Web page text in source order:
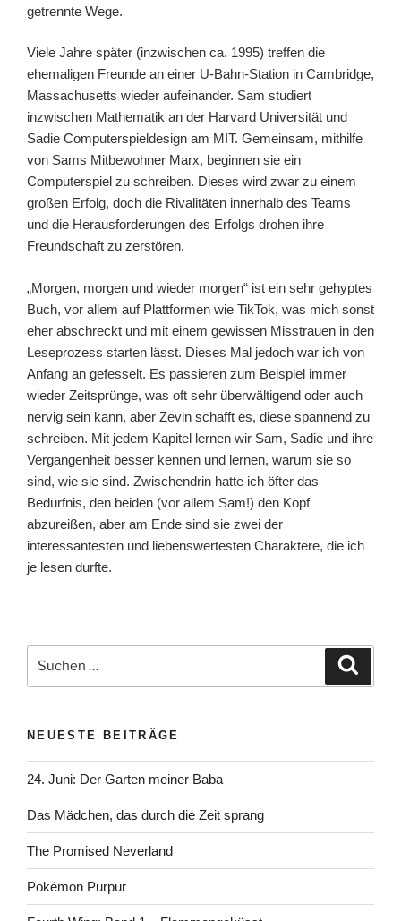
getrennte Wege.
Viele Jahre später (inzwischen ca. 1995) treffen die
ehemaligen Freunde an einer U-Bahn-Station in Cambridge,
Massachusetts wieder aufeinander. Sam studiert
inzwischen Mathematik an der Harvard Universität und
Sadie Computerspieldesign am MIT. Gemeinsam, mithilfe
von Sams Mitbewohner Marx, beginnen sie ein
Computerspiel zu schreiben. Dieses wird zwar zu einem
großen Erfolg, doch die Rivalitäten innerhalb des Teams
und die Herausforderungen des Erfolgs drohen ihre
Freundschaft zu zerstören.
„Morgen, morgen und wieder morgen“ ist ein sehr gehyptes
Buch, vor allem auf Plattformen wie TikTok, was mich sonst
eher abschreckt und mit einem gewissen Misstrauen in den
Leseprozess starten lässt. Dieses Mal jedoch war ich von
Anfang an gefesselt. Es passieren zum Beispiel immer
wieder Zeitsprünge, was oft sehr überwältigend oder auch
nervig sein kann, aber Zevin schafft es, diese spannend zu
schreiben. Mit jedem Kapitel lernen wir Sam, Sadie und ihre
Vergangenheit besser kennen und lernen, warum sie so
sind, wie sie sind. Zwischendrin hatte ich öfter das
Bedürfnis, den beiden (vor allem Sam!) den Kopf
abzureißen, aber am Ende sind sie zwei der
interessantesten und liebenswertesten Charaktere, die ich
je lesen durfte.
nach:
NEUESTE BEITRÄGE
24. Juni: Der Garten meiner Baba
Das Mädchen, das durch die Zeit sprang
The Promised Neverland
Pokémon Purpur